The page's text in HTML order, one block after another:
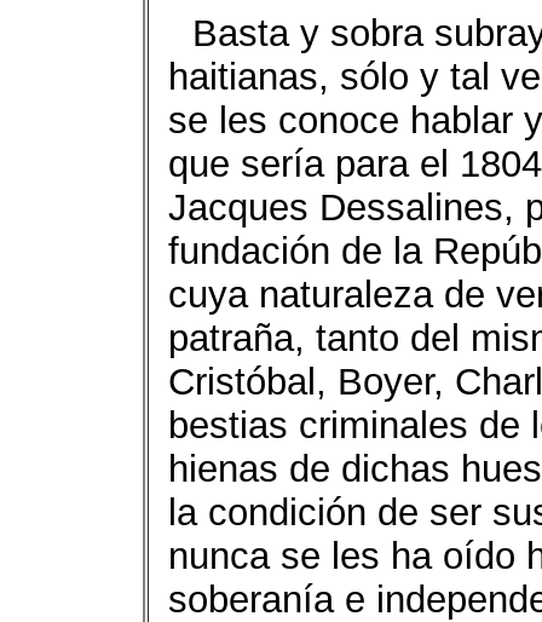
Basta y sobra
haitianas, sólo y tal
se les conoce hablar
que sería para el
Jacques Dessalines,
fundación de la
cuya naturaleza de
patraña, tanto del
Cristóbal, Boyer,
bestias criminales de
hienas de dichas
la condición de ser
nunca se les ha oído
soberanía e